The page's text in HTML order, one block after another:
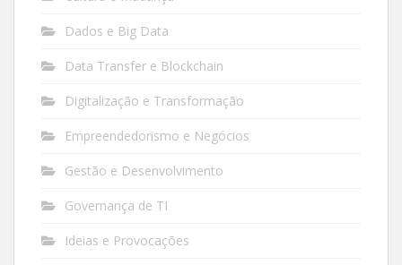
Dados e Big Data
Data Transfer e Blockchain
Digitalização e Transformação
Empreendedorismo e Negócios
Gestão e Desenvolvimento
Governança de TI
Ideias e Provocações